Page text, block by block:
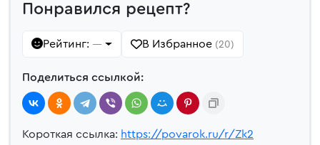
Понравился рецепт?
Рейтинг: — В Избранное (20)
Поделиться ссылкой:
Короткая ссылка: https://povarok.ru/r/Zk2